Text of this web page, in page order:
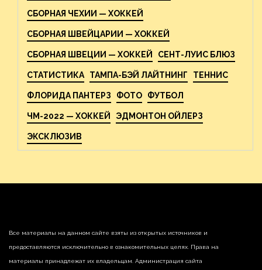
СБОРНАЯ ЧЕХИИ — ХОККЕЙ
СБОРНАЯ ШВЕЙЦАРИИ — ХОККЕЙ
СБОРНАЯ ШВЕЦИИ — ХОККЕЙ СЕНТ-ЛУИС БЛЮЗ
СТАТИСТИКА ТАМПА-БЭЙ ЛАЙТНИНГ ТЕННИС
ФЛОРИДА ПАНТЕРЗ ФОТО ФУТБОЛ
ЧМ-2022 — ХОККЕЙ ЭДМОНТОН ОЙЛЕРЗ
ЭКСКЛЮЗИВ
Все материалы на данном сайте взяты из открытых источников и
предоставляются исключительно в ознакомительных целях. Права на
материалы принадлежат их владельцам. Администрация сайта